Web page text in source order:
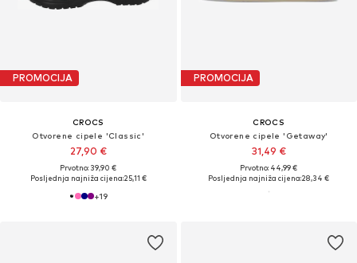
PROMOCIJA
CROCS
Otvorene cipele 'Classic'
27,90 €
Prvotno: 39,90 €
Posljednja najniža cijena:25,11 €
+19
PROMOCIJA
CROCS
Otvorene cipele 'Getaway'
31,49 €
Prvotno: 44,99 €
Posljednja najniža cijena:28,34 €